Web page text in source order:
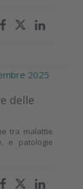
2025
delle
tra malattie
e patologie